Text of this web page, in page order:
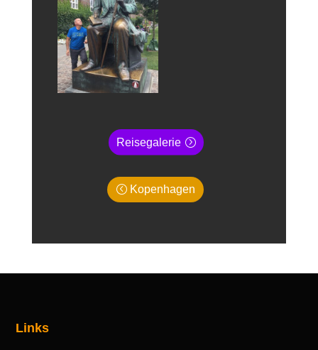
Reisegalerie
Kopenhagen
Links